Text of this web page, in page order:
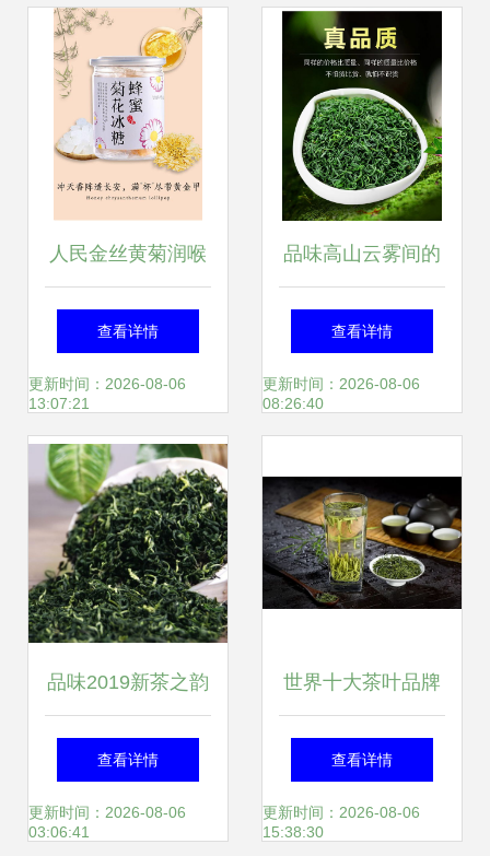
人民金丝黄菊润喉
茶饮品小包装糖块
冲饮蜂蜜菊花冰糖
查看详情
更新时间：2026-08-06
13:07:21
品味高山云雾间的
春意盎然——2019
新茶高山云雾炒青
查看详情
更新时间：2026-08-06
08:26:40
品味2019新茶之韵
明前碧螺春，清香
与浓香的交融
查看详情
更新时间：2026-08-06
03:06:41
世界十大茶叶品牌
中无一上榜，中国
茶叶品牌到底缺了
查看详情
更新时间：2026-08-06
15:38:30